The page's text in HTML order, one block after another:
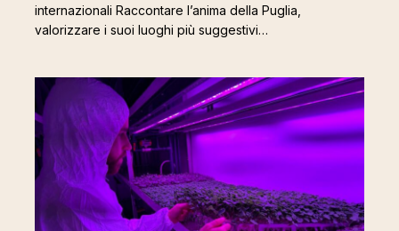
internazionali Raccontare l’anima della Puglia,
valorizzare i suoi luoghi più suggestivi…
La
serra
verticale